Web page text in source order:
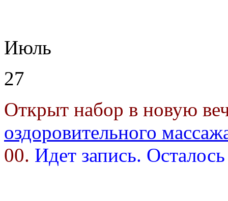
Июль
27
Открыт набор в новую
оздоровительного
00. Идет запись.